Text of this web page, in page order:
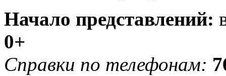
Начало представлений:
0+
Справки по телефонам: